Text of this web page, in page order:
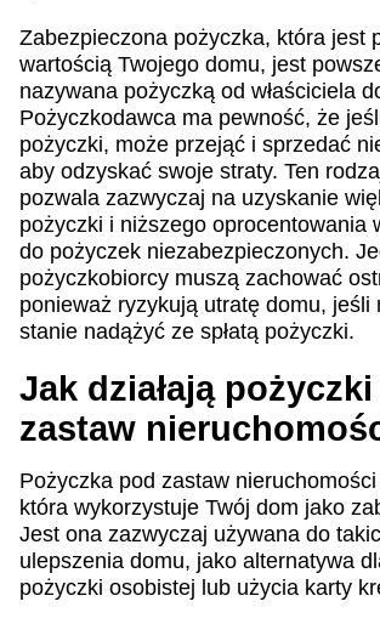
Zabezpieczona pożyczka, która jest
wartością Twojego domu, jest
nazywana pożyczką od właściciela
Pożyczkodawca ma pewność, że
pożyczki, może przejąć i sprzedać
aby odzyskać swoje straty. Ten
pozwala zazwyczaj na uzyskanie
pożyczki i niższego oprocentowania
do pożyczek niezabezpieczonych.
pożyczkobiorcy muszą zachować
ponieważ ryzykują utratę domu, jeśli
stanie nadążyć ze spłatą pożyczki.
Jak działają
zastaw
Pożyczka pod zastaw
która wykorzystuje Twój dom jako
Jest ona zazwyczaj używana do
ulepszenia domu, jako alternatywa
pożyczki osobistej lub użycia karty